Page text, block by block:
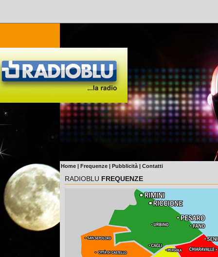
Home | Frequenze | Pubblicità | Contatti
RADIOBLU FREQUENZE